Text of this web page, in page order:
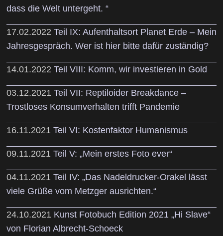
dass die Welt untergeht. “
17.02.2022 Teil IX: Aufenthaltsort Planet Erde – Mein
Jahresgespräch. Wer ist hier bitte dafür zuständig?
14.01.2022 Teil VIII: Komm, wir investieren in Gold
03.12.2021 Teil VII: Reptiloider Breakdance –
Trostloses Konsumverhalten trifft Pandemie
16.11.2021 Teil VI: Kostenfaktor Humanismus
09.11.2021 Teil V: „Mein erstes Foto ever“
04.11.2021 Teil IV: „Das Nadeldrucker-Orakel lässt
viele Grüße vom Metzger ausrichten.“
24.10.2021 Kunst Fotobuch Edition 2021 „Hi Slave“
von Florian Albrecht-Schoeck